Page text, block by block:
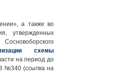
а также во
утвержденных
схемы
на период до
№340 (ссылка на